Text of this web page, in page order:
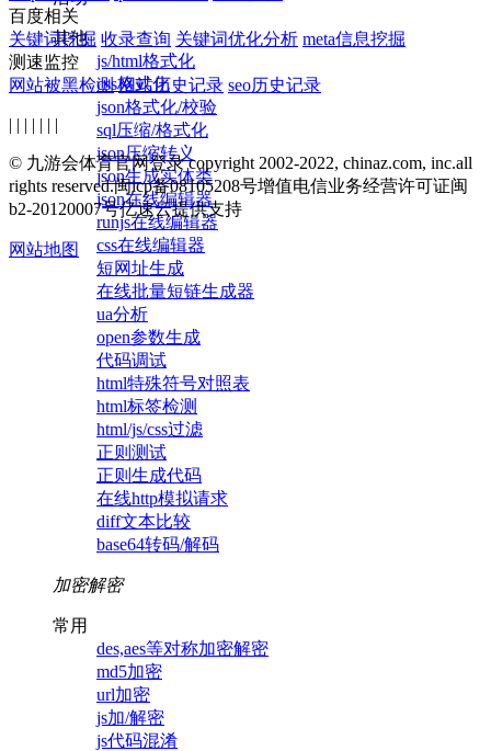
其他
js/html格式化
css格式化
json格式化/校验
sql压缩/格式化
json压缩转义
json生成实体类
json在线编辑器
runjs在线编辑器
css在线编辑器
短网址生成
在线批量短链生成器
ua分析
open参数生成
代码调试
html特殊符号对照表
html标签检测
html/js/css过滤
正则测试
正则生成代码
在线http模拟请求
diff文本比较
base64转码/解码
加密解密
常用
des,aes等对称加密解密
md5加密
url加密
js加/解密
js代码混淆
百度相关
关键词挖掘 收录查询 关键词优化分析 meta信息挖掘
测速监控
网站被黑检测 网站历史记录 seo历史记录
| | | | | | |
© 九游会体育官网登录 copyright 2002-2022, chinaz.com, inc.all
rights reserved.闽icp备08105208号增值电信业务经营许可证闽
b2-20120007号亿速云提供支持
网站地图